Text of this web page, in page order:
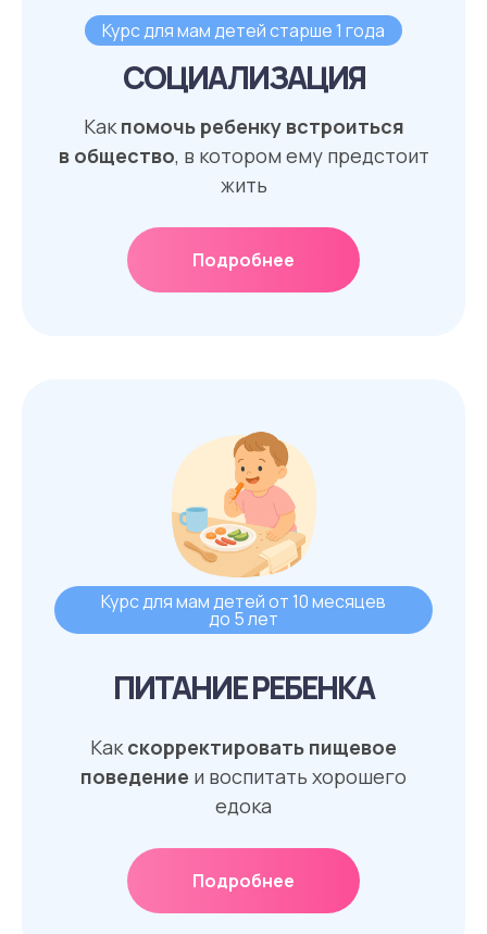
Курс для мам детей старше 1 года
СОЦИАЛИЗАЦИЯ
Какпомочь ребенку встроиться
в общество, в котором ему предстоит
жить
Подробнее
Курс для мам детей от 10 месяцев
до 5 лет
ПИТАНИЕ РЕБЕНКА
Какскорректировать пищевое
поведение и воспитать хорошего
едока
Подробнее